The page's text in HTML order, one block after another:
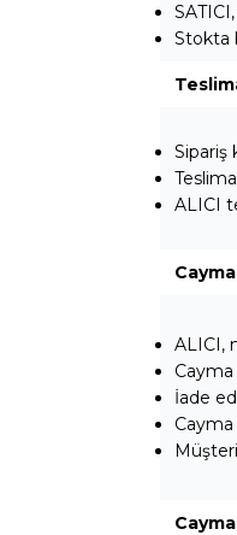
Stokta
Sipariş
ALICI
ALICI,
Cayma
İade
Cayma